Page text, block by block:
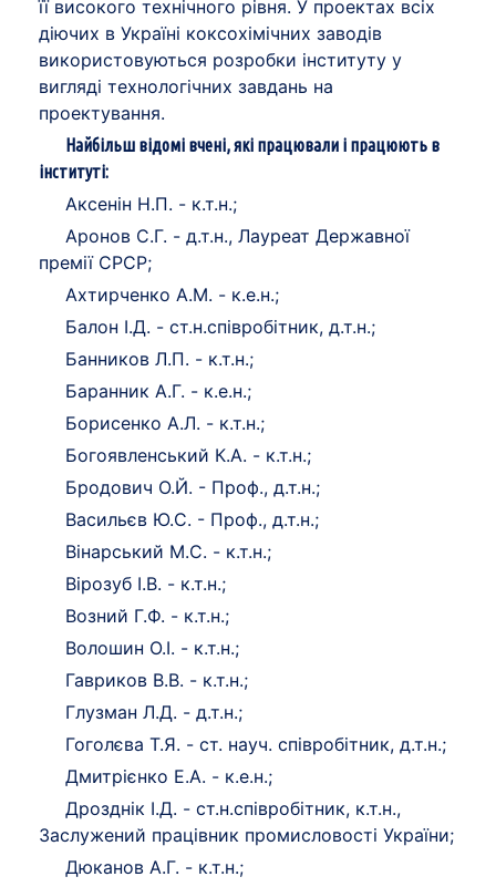
її високого технічного рівня. У проектах всіх
діючих в Україні коксохімічних заводів
використовуються розробки інституту у
вигляді технологічних завдань на
проектування.
Найбільш відомі вчені, які працювали і працюють в
інституті:
Аксенін Н.П. - к.т.н.;
Аронов С.Г. - д.т.н., Лауреат Державної
премії СРСР;
Ахтирченко А.М. - к.е.н.;
Балон І.Д. - ст.н.співробітник, д.т.н.;
Банников Л.П. - к.т.н.;
Баранник А.Г. - к.е.н.;
Борисенко А.Л. - к.т.н.;
Богоявленський К.А. - к.т.н.;
Бродович О.Й. - Проф., д.т.н.;
Васильєв Ю.С. - Проф., д.т.н.;
Вінарський М.С. - к.т.н.;
Вірозуб І.В. - к.т.н.;
Возний Г.Ф. - к.т.н.;
Волошин О.І. - к.т.н.;
Гавриков В.В. - к.т.н.;
Глузман Л.Д. - д.т.н.;
Гоголєва Т.Я. - ст. науч. співробітник, д.т.н.;
Дмитрієнко Е.А. - к.е.н.;
Дрозднік І.Д. - ст.н.співробітник, к.т.н.,
Заслужений працівник промисловості України;
Дюканов А.Г. - к.т.н.;